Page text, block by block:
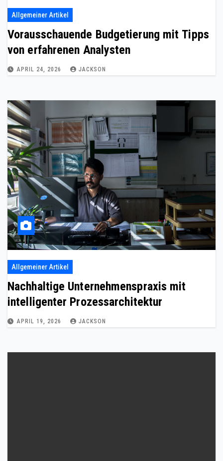
Allgemeiner Artikel
Vorausschauende Budgetierung mit Tipps
von erfahrenen Analysten
APRIL 24, 2026 JACKSON
Allgemeiner Artikel
Nachhaltige Unternehmenspraxis mit
intelligenter Prozessarchitektur
APRIL 19, 2026 JACKSON